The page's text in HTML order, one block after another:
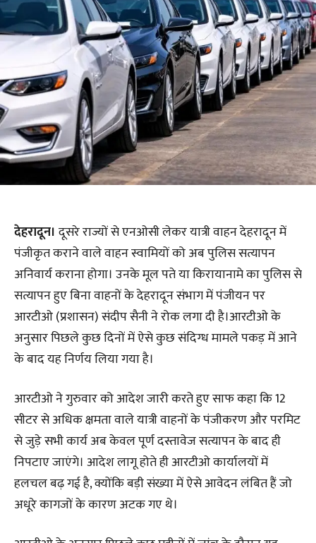
देहरादून। दूसरे राज्यों से एनओसी लेकर यात्री वाहन देहरादून में
पंजीकृत कराने वाले वाहन स्वामियों को अब पुलिस सत्यापन
अनिवार्य कराना होगा। उनके मूल पते या किरायानामे का पुलिस से
सत्यापन हुए बिना वाहनों के देहरादून संभाग में पंजीयन पर
आरटीओ (प्रशासन) संदीप सैनी ने रोक लगा दी है।आरटीओ के
अनुसार पिछले कुछ दिनों में ऐसे कुछ संदिग्ध मामले पकड़ में आने
के बाद यह निर्णय लिया गया है।
आरटीओ ने गुरुवार को आदेश जारी करते हुए साफ कहा कि 12
सीटर से अधिक क्षमता वाले यात्री वाहनों के पंजीकरण और परमिट
से जुड़े सभी कार्य अब केवल पूर्ण दस्तावेज सत्यापन के बाद ही
निपटाए जाएंगे। आदेश लागू होते ही आरटीओ कार्यालयों में
हलचल बढ़ गई है, क्योंकि बड़ी संख्या में ऐसे आवेदन लंबित हैं जो
अधूरे कागजों के कारण अटक गए थे।